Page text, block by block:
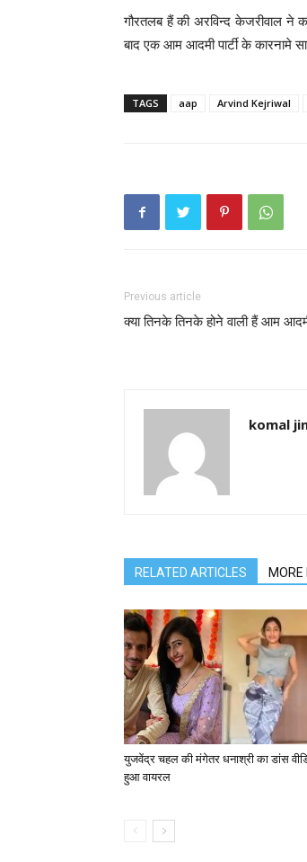
गौरतलब हैं की अरविन्द केजरीवाल ने
बाद एक आम आदमी पार्टी के कारनामे
TAGS aap Arvind Kejriwal
Previous article
क्या तिनके तिनके होने वाली हैं आम
komal
RELATED ARTICLES
युजवेंद्र चहल की मंगेतर धनाश्री का डांस
हुआ वायरल